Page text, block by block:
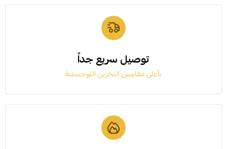
توصيل سريع جداً
بأعلى مقاييس التخزين اللوجستية